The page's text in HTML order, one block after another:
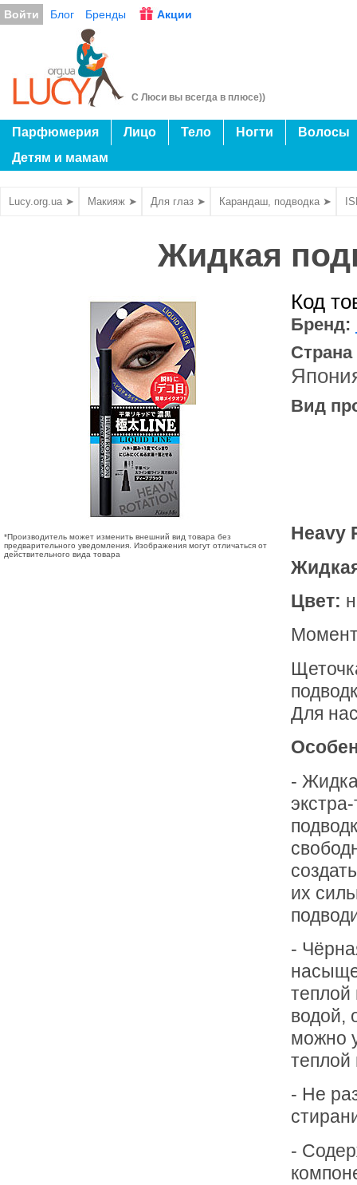
Войти Блог Бренды Акции
С Люси вы всегда в плюсе))
Парфюмерия Лицо Тело Ногти
Волосы
Детям и мамам
Lucy.org.ua ➤ Макияж ➤ Для глаз ➤ Карандаш, подводка ➤
Жидкая
*Производитель может изменить внешний вид товара без
предварительного уведомления. Изображения могут отличаться от
действительного вида товара
Код
Бренд:
Вид
Heavy
Цвет:
Для
-
их
-
теплой
водой,
можно
теплой
- Не
-